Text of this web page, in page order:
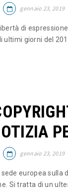
gennaio 23, 2019
di
ultimi giorni del
gennaio 23, 2019
europea
Si tratta di un